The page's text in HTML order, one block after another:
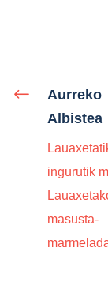
Aurreko
Albistea
ingurutik
masusta-